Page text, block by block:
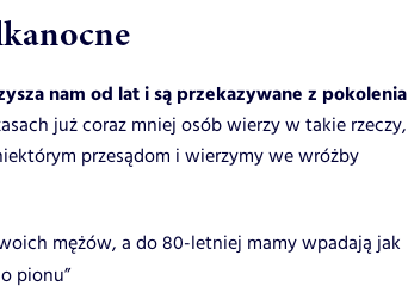
nam od lat i są przekazywane z pokolenia
już coraz mniej osób wierzy w takie rzeczy,
przesądom i wierzymy we wróżby
mężów, a do 80-letniej mamy wpadają jak
pionu”